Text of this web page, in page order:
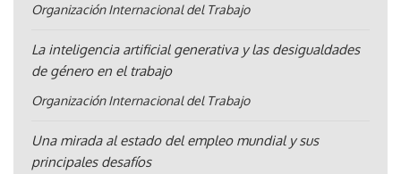
Organización Internacional del Trabajo
La inteligencia artificial generativa y las desigualdades
de género en el trabajo
Organización Internacional del Trabajo
Una mirada al estado del empleo mundial y sus
principales desafíos